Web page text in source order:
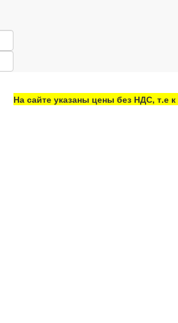
На сайте указаны цены без НДС, т.е